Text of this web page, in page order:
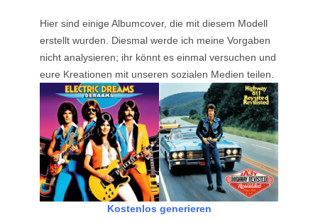
Hier sind einige Albumcover, die mit diesem Modell
erstellt wurden. Diesmal werde ich meine Vorgaben
nicht analysieren; ihr könnt es einmal versuchen und
eure Kreationen mit unseren sozialen Medien teilen.
Kostenlos generieren